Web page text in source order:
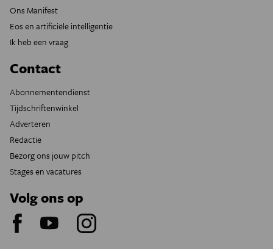
Ons Manifest
Eos en artificiële intelligentie
Ik heb een vraag
Contact
Abonnementendienst
Tijdschriftenwinkel
Adverteren
Redactie
Bezorg ons jouw pitch
Stages en vacatures
Volg ons op